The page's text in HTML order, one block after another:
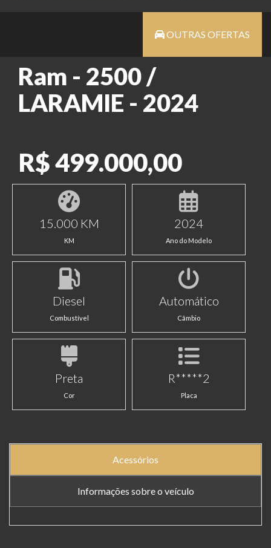
OUTRAS OFERTAS
Ram - 2500 /
LARAMIE - 2024
R$ 499.000,00
15.000 KM
KM
2024
Ano do Modelo
Diesel
Combustível
Automático
Câmbio
Preta
Cor
R*****2
Placa
Acessórios
Informações sobre o veículo